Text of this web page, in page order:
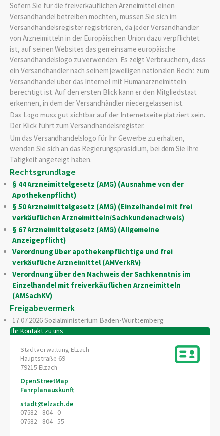
Sofern Sie für die freiverkäuflichen Arzneimittel einen
Versandhandel betreiben möchten, müssen Sie sich im
Versandhandelsregister registrieren, da jeder Versandhändler
von Arzneimitteln in der Europäischen Union dazu verpflichtet
ist, auf seinen Websites das gemeinsame europäische
Versandhandelslogo zu verwenden. Es zeigt Verbrauchern, dass
ein Versandhändler nach seinem jeweiligen nationalen Recht zum
Versandhandel über das Internet mit Humanarzneimitteln
berechtigt ist. Auf den ersten Blick kann er den Mitgliedstaat
erkennen, in dem der Versandhändler niedergelassen ist.
Das Logo muss gut sichtbar auf der Internetseite platziert sein.
Der Klick führt zum Versandhandelsregister.
Um das Versandhandelslogo für Ihr Gewerbe zu erhalten,
wenden Sie sich an das Regierungspräsidium, bei dem Sie Ihre
Tätigkeit angezeigt haben.
Rechtsgrundlage
§ 44 Arzneimittelgesetz (AMG) (Ausnahme von der
Apothekenpflicht)
§ 50 Arzneimittelgesetz (AMG) (Einzelhandel mit frei
verkäuflichen Arzneimitteln/Sachkundenachweis)
§ 67 Arzneimittelgesetz (AMG) (Allgemeine
Anzeigepflicht)
Verordnung über apothekenpflichtige und frei
verkäufliche Arzneimittel (AMVerkRV)
Verordnung über den Nachweis der Sachkenntnis im
Einzelhandel mit freiverkäuflichen Arzneimitteln
(AMSachKV)
Freigabevermerk
17.07.2026 Sozialministerium Baden-Württemberg
Ihr Kontakt zu uns
Stadtverwaltung Elzach
Hauptstraße 69
79215 Elzach
OpenStreetMap
Fahrplanauskunft
stadt@elzach.de
07682 - 804 - 0
07682 - 804 - 55